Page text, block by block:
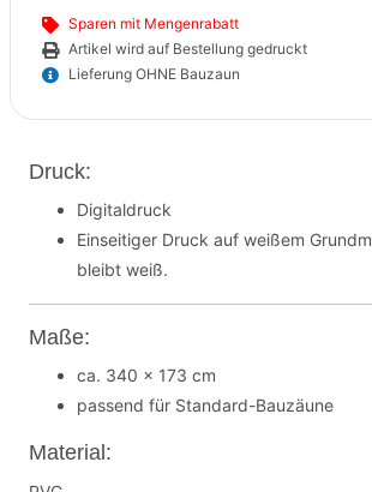
Sparen mit Mengenrabatt
Artikel wird auf Bestellung gedruckt
Lieferung OHNE Bauzaun
Druck:
Digitaldruck
Einseitiger Druck auf weißem
bleibt weiß.
Maße:
ca. 340 x 173 cm
passend für Standard-Bauzäune
Material: